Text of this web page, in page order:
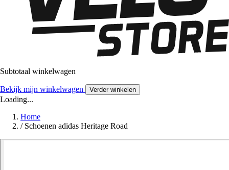
Subtotaal winkelwagen
Bekijk mijn winkelwagen Verder winkelen
Loading...
Home
/ Schoenen adidas Heritage Road